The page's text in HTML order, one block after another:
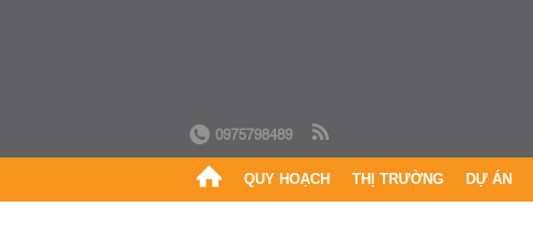
0975798489
QUY HOẠCH THỊ TRƯỜNG DỰ ÁN